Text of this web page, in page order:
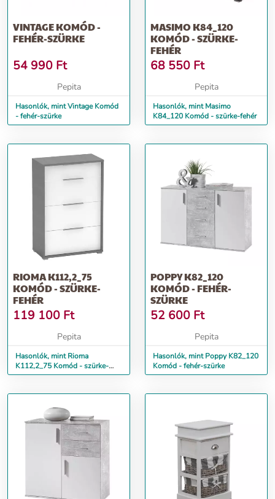
VINTAGE KOMÓD -
FEHÉR-SZÜRKE
54 990 Ft
Pepita
Hasonlók, mint Vintage Komód
- fehér-szürke
MASIMO K84_120
KOMÓD - SZÜRKE-
FEHÉR
68 550 Ft
Pepita
Hasonlók, mint Masimo
K84_120 Komód - szürke-fehér
RIOMA K112,2_75
KOMÓD - SZÜRKE-
FEHÉR
119 100 Ft
Pepita
Hasonlók, mint Rioma
K112,2_75 Komód - szürke-
fehér
POPPY K82_120
KOMÓD - FEHÉR-
SZÜRKE
52 600 Ft
Pepita
Hasonlók, mint Poppy K82_120
Komód - fehér-szürke